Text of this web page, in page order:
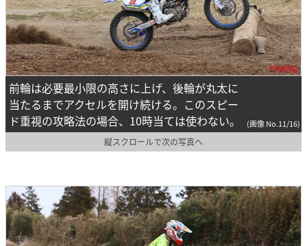
前輪は必要最小限の高さに上げ、後輪が丸太に
当たるまでアクセルを開け続ける。このスピー
ド重視の攻略法の場合、10時当ては使わない。
(画像 No.11/16)
縦スクロールで次の写真へ